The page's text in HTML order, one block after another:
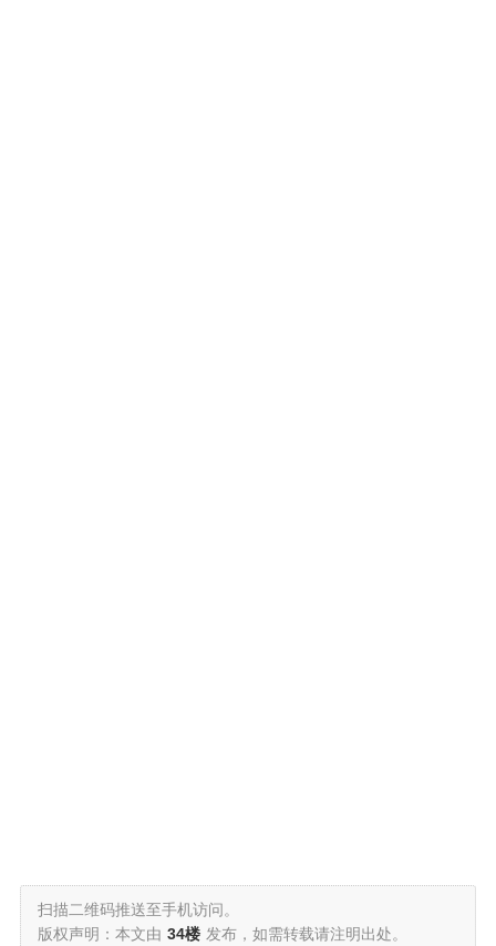
扫描二维码推送至手机访问。
版权声明：本文由 34楼 发布，如需转载请注明出处。